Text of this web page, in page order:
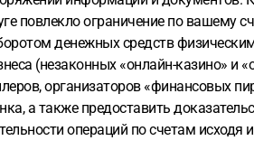
повлекло ограничение по
денежных средств
(незаконных «онлайн-казино»
организаторов «финансовых
а также предоставить
операций по счетам